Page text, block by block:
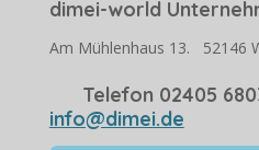
dimei-world
Am Mühlenhaus 13. 52146
Telefon 02405
info@dimei.de